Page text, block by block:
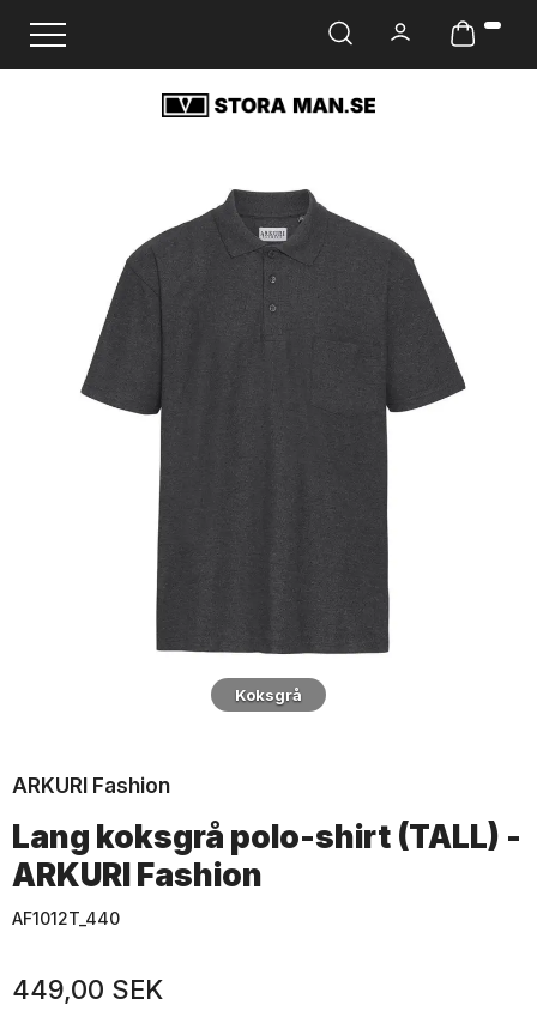
Ändra navigering
Koksgrå
ARKURI Fashion
Lang koksgrå polo-shirt (TALL) -
ARKURI Fashion
AF1012T_440
449,00 SEK